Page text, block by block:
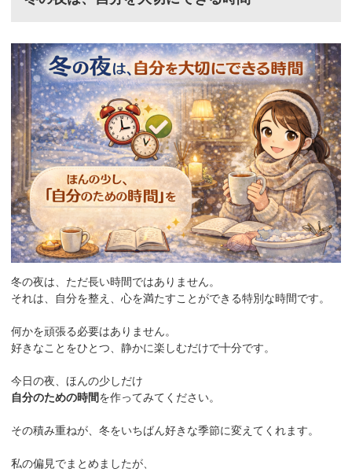
冬の夜は、ただ長い時間ではありません。
それは、自分を整え、心を満たすことができる特別な時間です。
何かを頑張る必要はありません。
好きなことをひとつ、静かに楽しむだけで十分です。
今日の夜、ほんの少しだけ
自分のための時間を作ってみてください。
その積み重ねが、冬をいちばん好きな季節に変えてくれます。
私の偏見でまとめましたが、